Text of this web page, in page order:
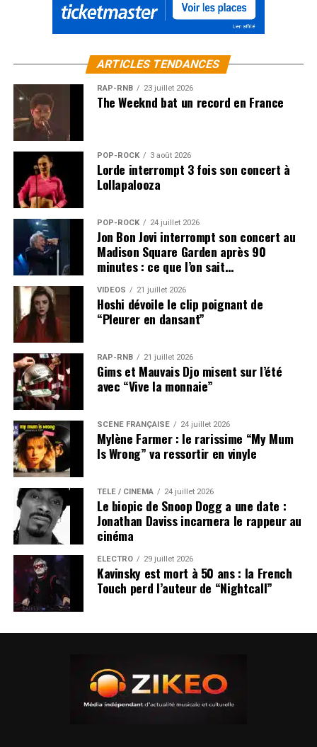
ARTICLES TENDANCES
RAP-RNB 23 juillet 2026
The Weeknd bat un record en France
POP-ROCK 3 août 2026
Lorde interrompt 3 fois son concert à
Lollapalooza
POP-ROCK 24 juillet 2026
Jon Bon Jovi interrompt son concert au
Madison Square Garden après 90
minutes : ce que l’on sait…
VIDEOS 21 juillet 2026
Hoshi dévoile le clip poignant de
“Pleurer en dansant”
RAP-RNB 21 juillet 2026
Gims et Mauvais Djo misent sur l’été
avec “Vive la monnaie”
SCÈNE FRANÇAISE 24 juillet 2026
Mylène Farmer : le rarissime “My Mum
Is Wrong” va ressortir en vinyle
TÉLÉ / CINÉMA 24 juillet 2026
Le biopic de Snoop Dogg a une date :
Jonathan Daviss incarnera le rappeur au
cinéma
ÉLECTRO 29 juillet 2026
Kavinsky est mort à 50 ans : la French
Touch perd l’auteur de “Nightcall”